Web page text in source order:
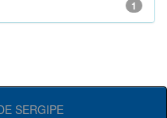
1
SERGIPE